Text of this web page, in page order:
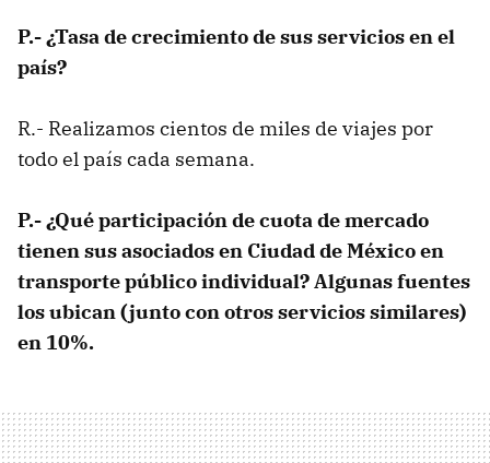
P.- ¿Tasa de crecimiento de sus servicios en el
país?
R.- Realizamos cientos de miles de viajes por
todo el país cada semana.
P.- ¿Qué participación de cuota de mercado
tienen sus asociados en Ciudad de México en
transporte público individual? Algunas fuentes
los ubican (junto con otros servicios similares)
en 10%.